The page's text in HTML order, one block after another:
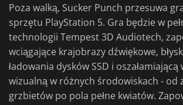
Poza walką, Sucker Punch przesuwa
sprzętu PlayStation 5. Gra będzie w
technologii Tempest 3D Audiotech,
wciągające krajobrazy dźwiękowe,
ładowania dysków SSD i
wizualną w różnych środowiskach - od
grzbietów po pola pełne kwiatów.